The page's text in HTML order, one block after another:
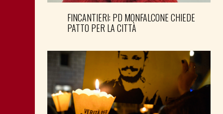
FINCANTIERI: PD MONFALCONE CHIEDE
PATTO PER LA CITTÀ